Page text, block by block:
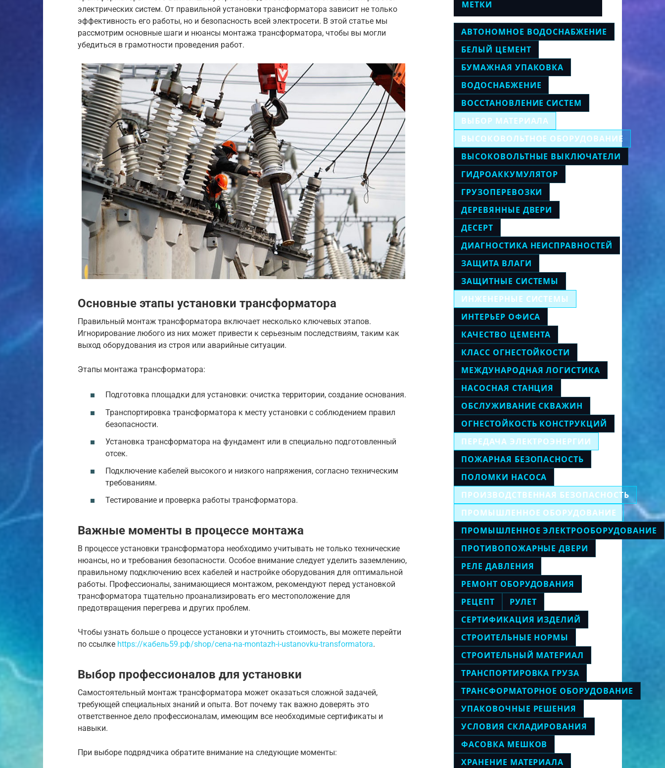
электрических систем. От правильной установки трансформатора зависит не только
эффективность его работы, но и безопасность всей электросети. В этой статье мы
рассмотрим основные шаги и нюансы монтажа трансформатора, чтобы вы могли
убедиться в грамотности проведения работ.
Основные этапы установки трансформатора
Правильный монтаж трансформатора включает несколько ключевых этапов.
Игнорирование любого из них может привести к серьезным последствиям, таким как
выход оборудования из строя или аварийные ситуации.
Этапы монтажа трансформатора:
Подготовка площадки для установки: очистка территории, создание основания.
Транспортировка трансформатора к месту установки с соблюдением правил
безопасности.
Установка трансформатора на фундамент или в специально подготовленный
отсек.
Подключение кабелей высокого и низкого напряжения, согласно техническим
требованиям.
Тестирование и проверка работы трансформатора.
Важные моменты в процессе монтажа
В процессе установки трансформатора необходимо учитывать не только технические
нюансы, но и требования безопасности. Особое внимание следует уделить заземлению,
правильному подключению всех кабелей и настройке оборудования для оптимальной
работы. Профессионалы, занимающиеся монтажом, рекомендуют перед установкой
трансформатора тщательно проанализировать его местоположение для
предотвращения перегрева и других проблем.
Чтобы узнать больше о процессе установки и уточнить стоимость, вы можете перейти
по ссылке https://кабель59.рф/shop/cena-na-montazh-i-ustanovku-transformatora.
Выбор профессионалов для установки
Самостоятельный монтаж трансформатора может оказаться сложной задачей,
требующей специальных знаний и опыта. Вот почему так важно доверять это
ответственное дело профессионалам, имеющим все необходимые сертификаты и
навыки.
При выборе подрядчика обратите внимание на следующие моменты:
МЕТКИ
АВТОНОМНОЕ ВОДОСНАБЖЕНИЕ
БЕЛЫЙ ЦЕМЕНТ
БУМАЖНАЯ УПАКОВКА
ВОДОСНАБЖЕНИЕ
ВОССТАНОВЛЕНИЕ СИСТЕМ
ВЫБОР МАТЕРИАЛА
ВЫСОКОВОЛЬТНОЕ ОБОРУДОВАНИЕ
ВЫСОКОВОЛЬТНЫЕ ВЫКЛЮЧАТЕЛИ
ГИДРОАККУМУЛЯТОР
ГРУЗОПЕРЕВОЗКИ
ДЕРЕВЯННЫЕ ДВЕРИ
ДЕСЕРТ
ДИАГНОСТИКА НЕИСПРАВНОСТЕЙ
ЗАЩИТА ВЛАГИ
ЗАЩИТНЫЕ СИСТЕМЫ
ИНЖЕНЕРНЫЕ СИСТЕМЫ
ИНТЕРЬЕР ОФИСА
КАЧЕСТВО ЦЕМЕНТА
КЛАСС ОГНЕСТОЙКОСТИ
МЕЖДУНАРОДНАЯ ЛОГИСТИКА
НАСОСНАЯ СТАНЦИЯ
ОБСЛУЖИВАНИЕ СКВАЖИН
ОГНЕСТОЙКОСТЬ КОНСТРУКЦИЙ
ПЕРЕДАЧА ЭЛЕКТРОЭНЕРГИИ
ПОЖАРНАЯ БЕЗОПАСНОСТЬ
ПОЛОМКИ НАСОСА
ПРОИЗВОДСТВЕННАЯ БЕЗОПАСНОСТЬ
ПРОМЫШЛЕННОЕ ОБОРУДОВАНИЕ
ПРОМЫШЛЕННОЕ ЭЛЕКТРООБОРУДОВАНИЕ
ПРОТИВОПОЖАРНЫЕ ДВЕРИ
РЕЛЕ ДАВЛЕНИЯ
РЕМОНТ ОБОРУДОВАНИЯ
РЕЦЕПТ
РУЛЕТ
СЕРТИФИКАЦИЯ ИЗДЕЛИЙ
СТРОИТЕЛЬНЫЕ НОРМЫ
СТРОИТЕЛЬНЫЙ МАТЕРИАЛ
ТРАНСПОРТИРОВКА ГРУЗА
ТРАНСФОРМАТОРНОЕ ОБОРУДОВАНИЕ
УПАКОВОЧНЫЕ РЕШЕНИЯ
УСЛОВИЯ СКЛАДИРОВАНИЯ
ФАСОВКА МЕШКОВ
ХРАНЕНИЕ МАТЕРИАЛА